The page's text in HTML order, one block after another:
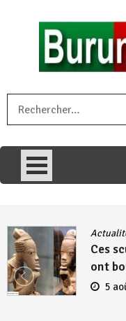
umariye umuryango
uri ngaha
Ces
ont
5